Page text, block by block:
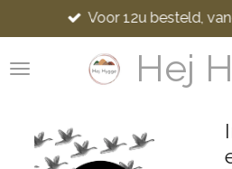
direct
naar
Hej
Voor 12u besteld,